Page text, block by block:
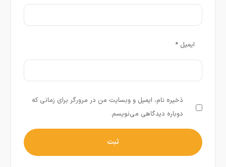
ایمیل*
ذخیره نام، ایمیل و وبسایت من در مرورگر برای زمانی که
دوباره دیدگاهی می‌نویسم.